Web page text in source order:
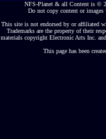
NFS-Planet & all Content is ©
Do not copy content or
This site is not endorsed by or affiliated
Trademarks are the property of their
materials copyright Electronic Arts Inc.
This page has been